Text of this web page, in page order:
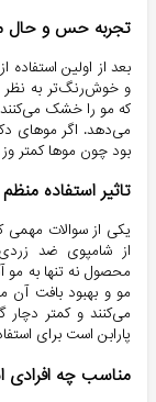
تجربه حس و حال
بعد از اولین
و خوش‌رنگ‌تر به نظر
که مو را خشک
می‌دهد. اگر موهای
بود چون موها کمتر
تاثیر استفاده
یکی از سوالات مهمی
از شامپوی ضد
محصول نه تنها به
مو و بهبود بافت
می‌کنند و کمتر
پارابن است برای
مناسب چه